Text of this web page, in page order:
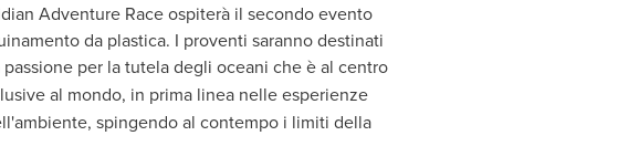
Adventure Race ospiterà il secondo evento
da plastica. I proventi saranno destinati
passione per la tutela degli oceani che è al centro
al mondo, in prima linea nelle esperienze
spingendo al contempo i limiti della